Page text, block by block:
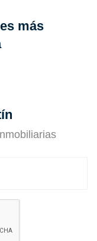
más